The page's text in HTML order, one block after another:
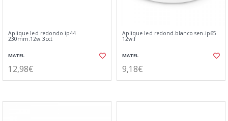
Aplique led redondo ip44
230mm.12w.3cct
MATEL
12,98€
Aplique led redond.blanco sen.ip65
12w.f
MATEL
9,18€